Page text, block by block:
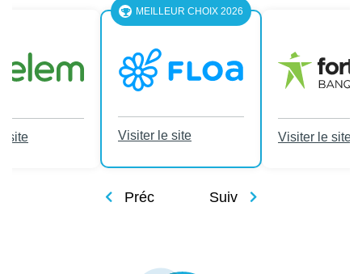
site
MEILLEUR CHOIX 2026
Visiter le site Visiter le site
Préc Suiv